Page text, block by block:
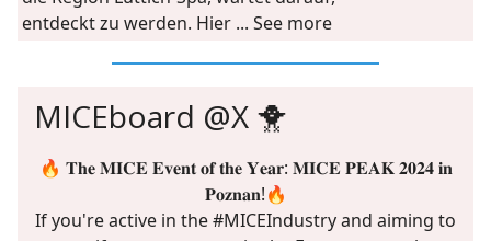
entdeckt zu werden. Hier ... See more
MICEboard @X 🐥
🔥 𝐓𝐡𝐞 𝐌𝐈𝐂𝐄 𝐄𝐯𝐞𝐧𝐭 𝐨𝐟 𝐭𝐡𝐞 𝐘𝐞𝐚𝐫: 𝐌𝐈𝐂𝐄 𝐏𝐄𝐀𝐊 𝟐𝟎𝟐𝟒 𝐢𝐧
𝐏𝐨𝐳𝐧𝐚𝐧!🔥
If you're active in the#MICEIndustryand aiming to